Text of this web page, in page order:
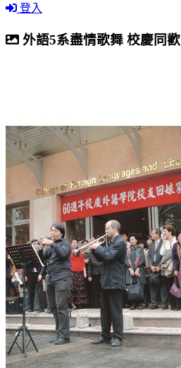
登入
外語5系盡情歌舞 校慶同歡